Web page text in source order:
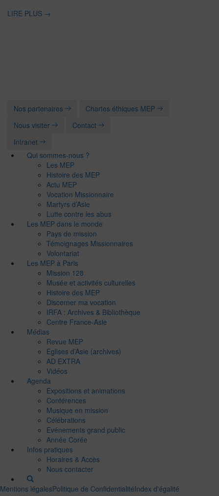
LIRE PLUS →
Nos partenaires
Chartes éthiques MEP
Nous visiter
Contact
Intranet
Qui sommes-nous ?
Les MEP
Histoire des MEP
Actu MEP
Vocation Missionnaire
Martyrs d’Asie
Lutte contre les abus
Les MEP dans le monde
Pays de mission
Témoignages Missionnaires
Volontariat
Les MEP à Paris
Mission 128
Musée et activités culturelles
Histoire des MEP
Discerner ma vocation
IRFA : Archives & Bibliothèque
Centre France-Asie
Médias
Revue MEP
Eglises d’Asie (archives)
AD EXTRA
Vidéos
Agenda
Expositions et animations
Conférences
Musique en mission
Célébrations
Evénements grand public
Année Corée
Infos pratiques
Horaires & Accès
Nous contacter
Mentions légalesPolitique de ConfidentialitéIndex d'égalité